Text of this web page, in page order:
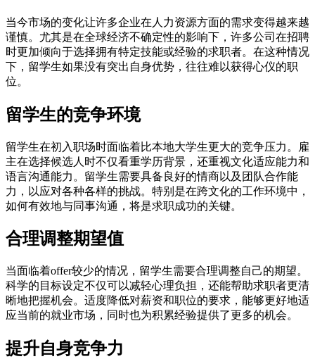
当今市场的变化让许多企业在人力资源方面的需求变得越来越
谨慎。尤其是在全球经济不确定性的影响下，许多公司在招聘
时更加倾向于选择拥有特定技能或经验的求职者。在这种情况
下，留学生如果没有突出自身优势，往往难以获得心仪的职
位。
留学生的竞争环境
留学生在初入职场时面临着比本地大学生更大的竞争压力。雇
主在选择候选人时不仅看重学历背景，还重视文化适应能力和
语言沟通能力。留学生需要具备良好的情商以及团队合作能
力，以应对各种各样的挑战。特别是在跨文化的工作环境中，
如何有效地与同事沟通，将是求职成功的关键。
合理调整期望值
当面临着offer较少的情况，留学生需要合理调整自己的期望。
科学的目标设定不仅可以减轻心理负担，还能帮助求职者更清
晰地把握机会。适度降低对薪资和职位的要求，能够更好地适
应当前的就业市场，同时也为积累经验提供了更多的机会。
提升自身竞争力